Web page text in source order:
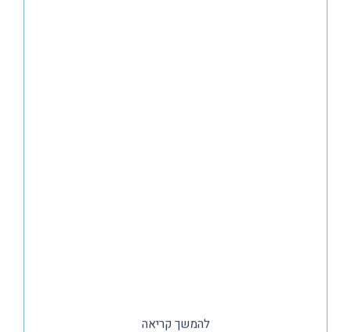
להמשך קריאה